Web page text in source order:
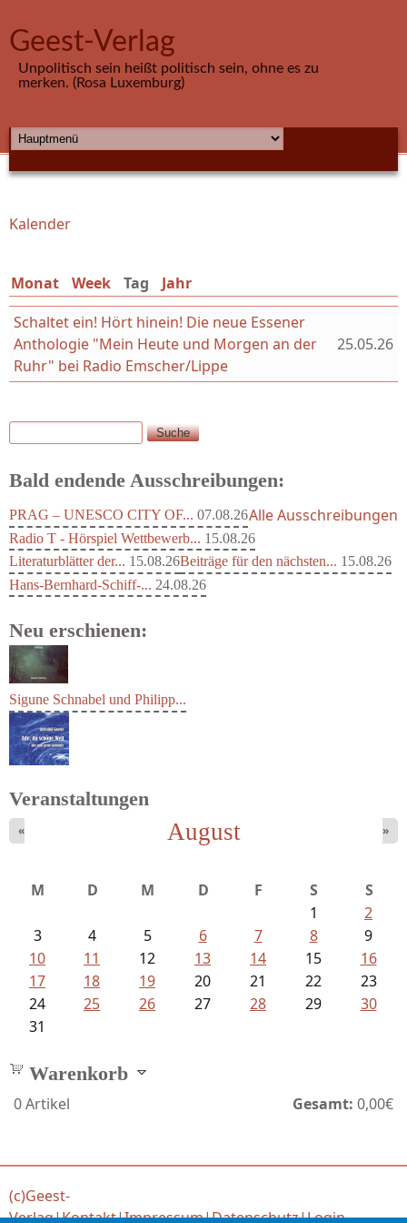
Geest-Verlag
Unpolitisch sein heißt politisch sein, ohne es zu
merken. (Rosa Luxemburg)
HAUPTMENÜ
Sie sind hier
Kalender
Monat Week Tag (aktiver Reiter)
Jahr
Schaltet ein! Hört hinein! Die neue Essener
Anthologie "Mein Heute und Morgen an der
Ruhr" bei Radio Emscher/Lippe
25.05.26
Suchformular
Suche
Bald endende Ausschreibungen:
PRAG – UNESCO CITY OF... 07.08.26
Radio T - Hörspiel Wettbewerb... 15.08.26
Literaturblätter der... 15.08.26Beiträge für den nächsten... 15.08.26
Hans-Bernhard-Schiff-... 24.08.26
Alle Ausschreibungen
Neu erschienen:
Goetze, Christina - Ade, du schöne...
Sigune Schnabel und Philipp...
Veranstaltungen
August
« »
M D M D F S
S
1
2
3
4 5 6 7 8
9
10
11 12 13 14 15
16
17
18 19 20 21 22
23
24
25 26 27 28 29
30
31
Warenkorb
0Artikel Gesamt: 0,00€
(c)Geest-
Verlag|Kontakt|Impressum|Datenschutz|Login